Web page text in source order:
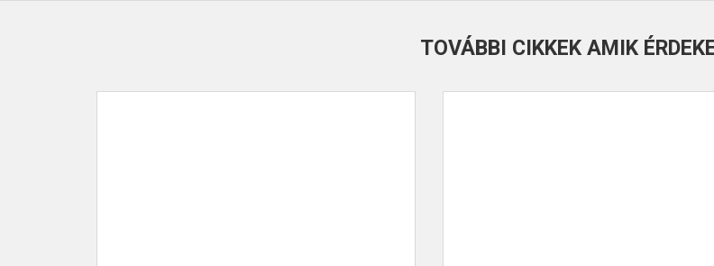
TOVÁBBI CIKKEK AMIK